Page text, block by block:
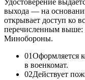
Удостоверение
выхода — на
открывает доступ ко
перечисленным
Минобороны.
01Оформляется
в военкомат.
02Действует